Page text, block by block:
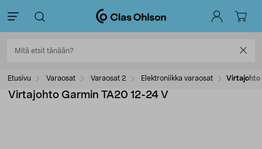
Etusivu Varaosat Varaosat 2 Elektroniikka varaosat Virtajohto
Virtajohto Garmin TA20 12-24 V